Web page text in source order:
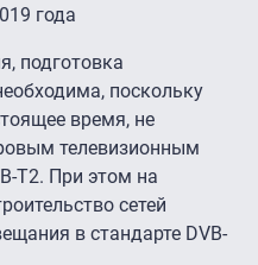
года
подготовка
поскольку
время, не
телевизионным
T2. При этом на
сетей
в стандарте DVB-